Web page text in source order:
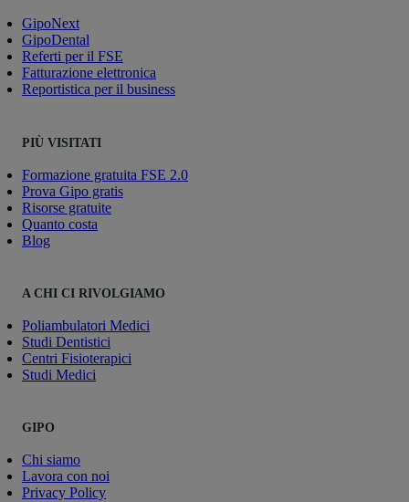
GipoNext
GipoDental
Referti per il FSE
Fatturazione elettronica
Reportistica per il business
PIÙ VISITATI
Formazione gratuita FSE 2.0
Prova Gipo gratis
Risorse gratuite
Quanto costa
Blog
A CHI CI RIVOLGIAMO
Poliambulatori Medici
Studi Dentistici
Centri Fisioterapici
Studi Medici
GIPO
Chi siamo
Lavora con noi
Privacy Policy